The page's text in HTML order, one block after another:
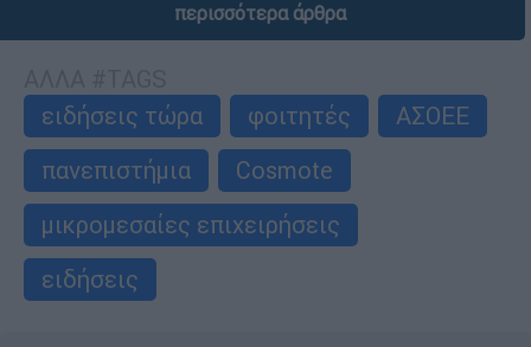
περισσότερα άρθρα
ειδήσεις τώρα
φοιτητές
ΑΣΟΕΕ
πανεπιστήμια
Cosmote
μικρομεσαίες επιχειρήσεις
ειδήσεις